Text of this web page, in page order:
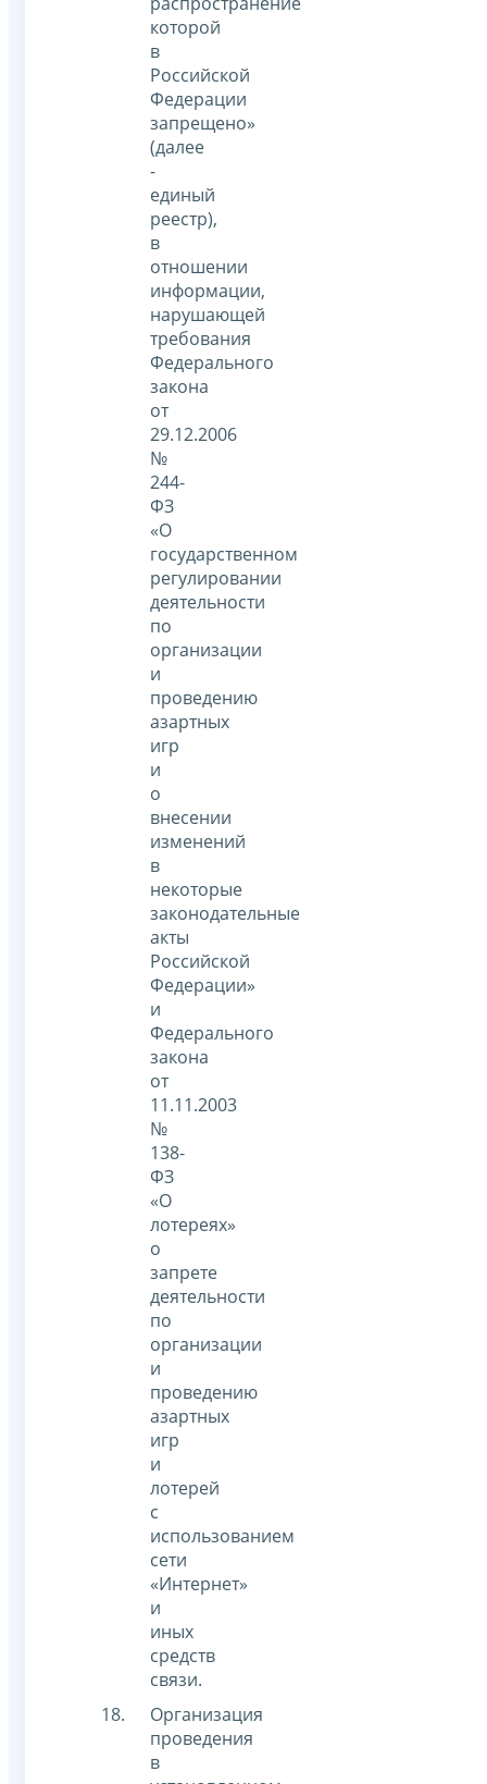
которой
в
Российской
Федерации
запрещено»
(далее
-
единый
реестр),
в
отношении
информации,
нарушающей
требования
Федерального
закона
от
29.12.2006
№
244-
ФЗ
«О
государственном
регулировании
деятельности
по
организации
и
проведению
азартных
игр
и
о
внесении
изменений
в
некоторые
законодательные
акты
Российской
Федерации»
и
Федерального
закона
от
11.11.2003
№
138-
ФЗ
«О
лотереях»
о
запрете
деятельности
по
организации
и
проведению
азартных
игр
и
лотерей
с
использованием
сети
«Интернет»
и
иных
средств
связи.
Организация
проведения
в